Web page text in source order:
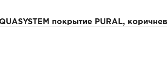
покрытие PURAL,